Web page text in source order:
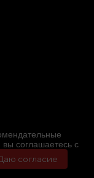
соглашаетесь с
согласие